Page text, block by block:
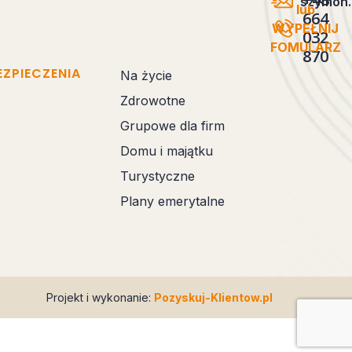
Na życie
Zdrowotne
Grupowe dla firm
Domu i majątku
Turystyczne
Plany emerytalne
664
032
870
lub
WYPEŁNIJ
FOMULARZ
Projekt i wykonanie: Pozyskuj-Klientow.pl